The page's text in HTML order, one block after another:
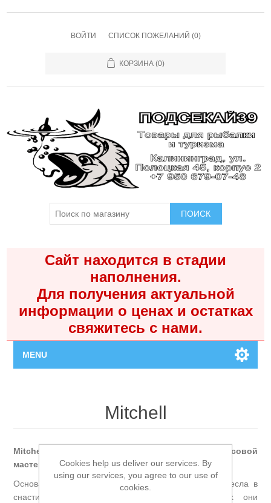
ВОЙТИ СПИСОК ПОЖЕЛАНИЙ (0)
КОРЗИНА (0)
ПОИСК
Сайт находится в стадии
наполнения.
Для получения актуальной
информации о ценах и остатках
свяжитесь с нами.
MENU
Контакты
Личный кабинет
Mitchell
Mitchell — французская легенда, родившаяся в часовой
мастерской и перевернувшая мир рыбалки.
Основанная часовыми мастерами, компания привнесла в
снасти швейцарскую точность. В конце 1940-х они
Cookies help us deliver our services. By
using our services, you agree to our use of
cookies.